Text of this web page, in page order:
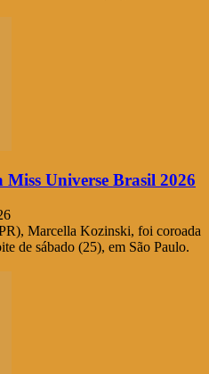
Universe Brasil 2026
Marcella Kozinski, foi coroada
de sábado (25), em São Paulo.